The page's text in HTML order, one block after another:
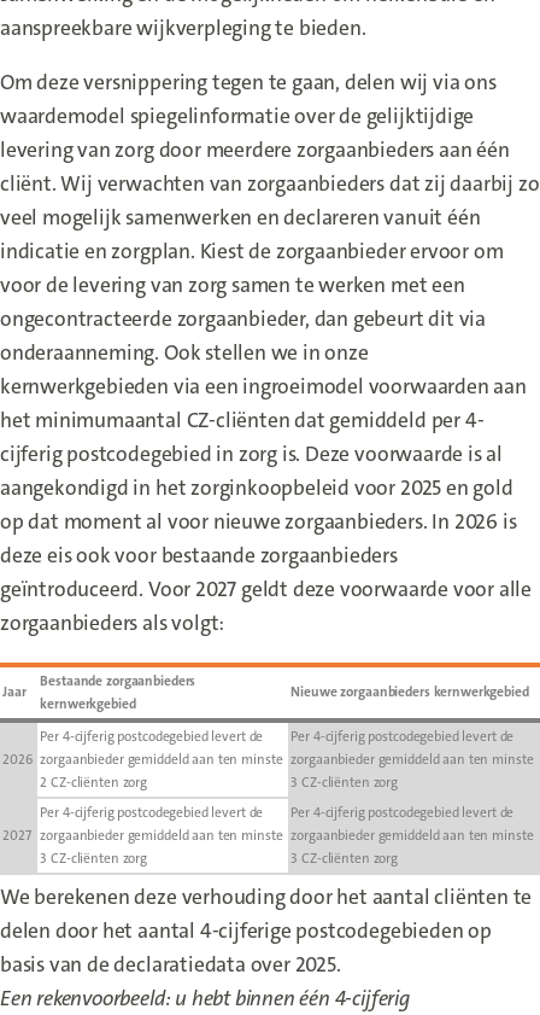
aanspreekbare wijkverpleging te bieden.
Om deze versnippering tegen te gaan, delen wij via ons
waardemodel spiegelinformatie over de gelijktijdige
levering van zorg door meerdere zorgaanbieders aan één
cliënt. Wij verwachten van zorgaanbieders dat zij daarbij zo
veel mogelijk samenwerken en declareren vanuit één
indicatie en zorgplan. Kiest de zorgaanbieder ervoor om
voor de levering van zorg samen te werken met een
ongecontracteerde zorgaanbieder, dan gebeurt dit via
onderaanneming. Ook stellen we in onze
kernwerkgebieden via een ingroeimodel voorwaarden aan
het minimumaantal CZ-cliënten dat gemiddeld per 4-
cijferig postcodegebied in zorg is. Deze voorwaarde is al
aangekondigd in het zorginkoopbeleid voor 2025 en gold
op dat moment al voor nieuwe zorgaanbieders. In 2026 is
deze eis ook voor bestaande zorgaanbieders
geïntroduceerd. Voor 2027 geldt deze voorwaarde voor alle
zorgaanbieders als volgt:
Jaar
Bestaande zorgaanbieders
kernwerkgebied
Nieuwe zorgaanbieders kernwerkgebied
2026
Per 4-cijferig postcodegebied levert de
zorgaanbieder gemiddeld aan ten minste
2 CZ-cliënten zorg
Per 4-cijferig postcodegebied levert de
zorgaanbieder gemiddeld aan ten minste
3 CZ-cliënten zorg
2027
Per 4-cijferig postcodegebied levert de
zorgaanbieder gemiddeld aan ten minste
3 CZ-cliënten zorg
Per 4-cijferig postcodegebied levert de
zorgaanbieder gemiddeld aan ten minste
3 CZ-cliënten zorg
We berekenen deze verhouding door het aantal cliënten te
delen door het aantal 4-cijferige postcodegebieden op
basis van de declaratiedata over 2025.
Een rekenvoorbeeld: u hebt binnen één 4-cijferig